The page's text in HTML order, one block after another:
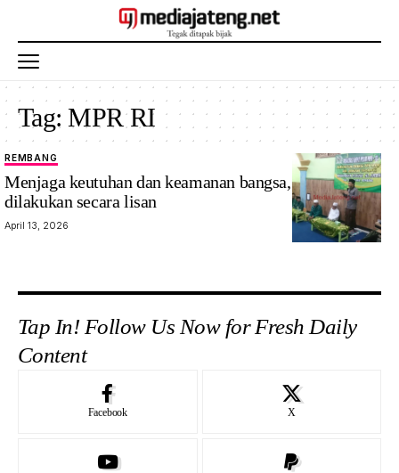
Tag:MPR RI
REMBANG
Menjaga keutuhan dan keamanan bangsa, tidak saja
dilakukan secara lisan
April 13, 2026
Tap In! Follow Us Now for Fresh Daily
Content
Facebook X